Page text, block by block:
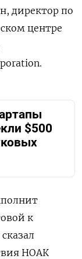
директор по
центре
$500
к
НОАК